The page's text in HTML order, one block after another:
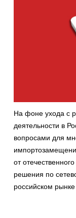
На фоне ухода с
деятельности в
вопросами для
от
решения по
российском